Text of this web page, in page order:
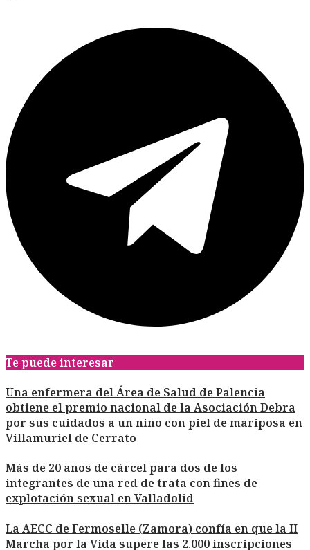
Te puede interesar
Una enfermera del Área de Salud de Palencia
obtiene el premio nacional de la Asociación Debra
por sus cuidados a un niño con piel de mariposa en
Villamuriel de Cerrato
Más de 20 años de cárcel para dos de los
integrantes de una red de trata con fines de
explotación sexual en Valladolid
La AECC de Fermoselle (Zamora) confía en que la II
Marcha por la Vida supere las 2.000 inscripciones